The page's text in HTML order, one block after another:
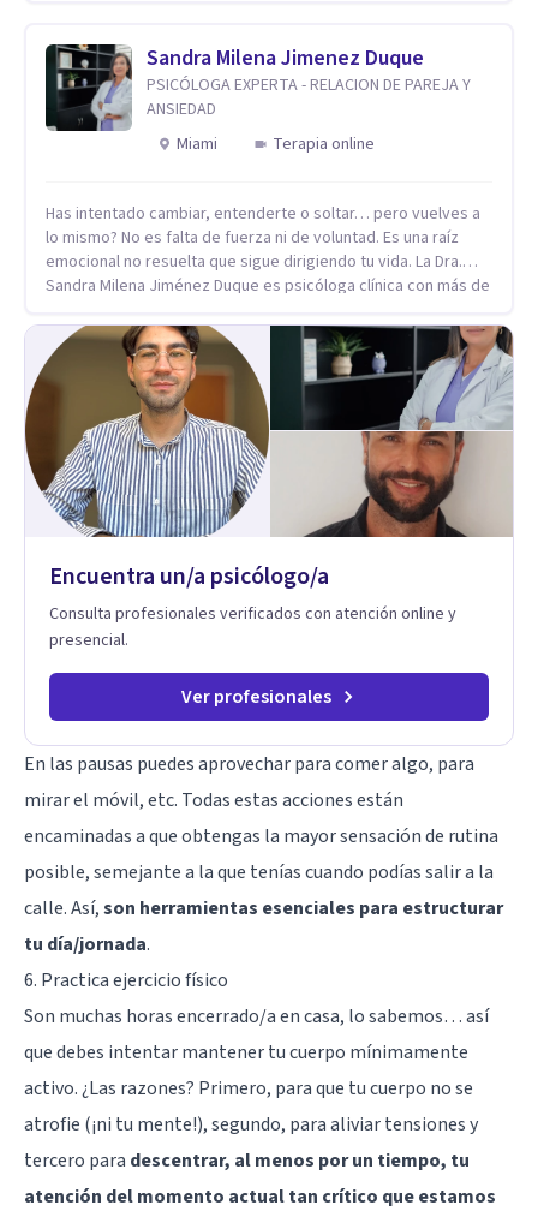
investigo. Siempre en la búsqueda de ser un mejor
profesional.
Sandra Milena Jimenez Duque
PSICÓLOGA EXPERTA - RELACION DE PAREJA Y
ANSIEDAD
Miami
Terapia online
Has intentado cambiar, entenderte o soltar… pero vuelves a
lo mismo? No es falta de fuerza ni de voluntad. Es una raíz
emocional no resuelta que sigue dirigiendo tu vida. La Dra.
Sandra Milena Jiménez Duque es psicóloga clínica con más de
profesionales más destacadas en el abordaje profundo de la
ansiedad, la baja autoestima, la dependencia emocional y los
conflictos de pareja. Ha trabajado con pacientes en
diferentes países, acompañando procesos complejos. Su
enfoque terapéutico se diferencia por una premisa clara: no
trabaja el síntoma, trabaja la raíz que lo origina. Su
metodología interviene en tres niveles: regulación del
sistema emocional, reprocesamiento de heridas de la
infancia y reestructuración cognitiva profunda, permitiendo
origen. Si buscas un proceso superficial, este no es el lugar.
raíz de lo que te ocurre, la Dra. Sandra Milena Jiménez Duque
es una de las mejores opciones para acompañarte. Porque
cuando sanas tu mundo interno, cambias tu forma de pensar,
Encuentra un/a psicólogo/a
Consulta profesionales verificados con atención online y
presencial.
Ver profesionales
En las pausas puedes aprovechar para comer algo, para
mirar el móvil, etc. Todas estas acciones están
encaminadas a que obtengas la mayor sensación de rutina
posible, semejante a la que tenías cuando podías salir a la
calle. Así,son herramientas esenciales para estructurar
tu día/jornada.
6. Practica ejercicio físico
Son muchas horas encerrado/a en casa, lo sabemos… así
que debes intentar mantener tu cuerpo mínimamente
activo. ¿Las razones? Primero, para que tu cuerpo no se
atrofie (¡ni tu mente!), segundo, para aliviar tensiones y
tercero para descentrar, al menos por un tiempo, tu
atención del momento actual tan crítico que estamos